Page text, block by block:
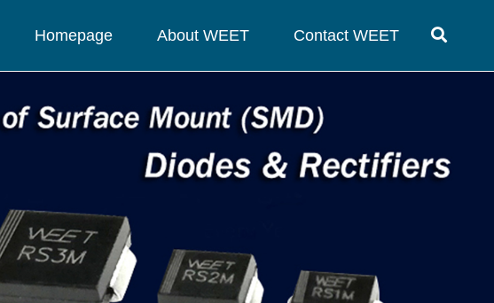
Homepage About WEET Contact WEET